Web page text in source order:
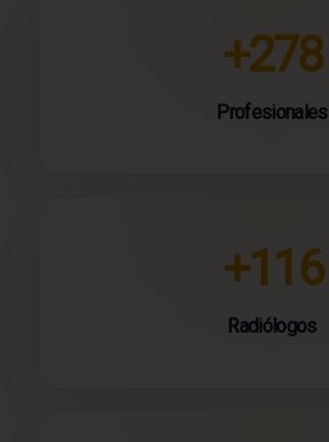
+278
Profesionales
+116
Radiólogos